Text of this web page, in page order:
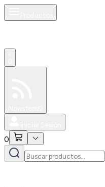
0